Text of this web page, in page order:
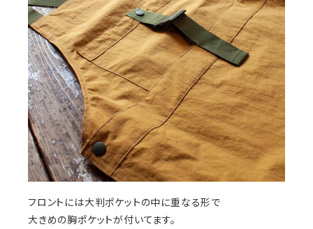
フロントには大判ポケットの中に重なる形で
大きめの胸ポケットが付いてます。